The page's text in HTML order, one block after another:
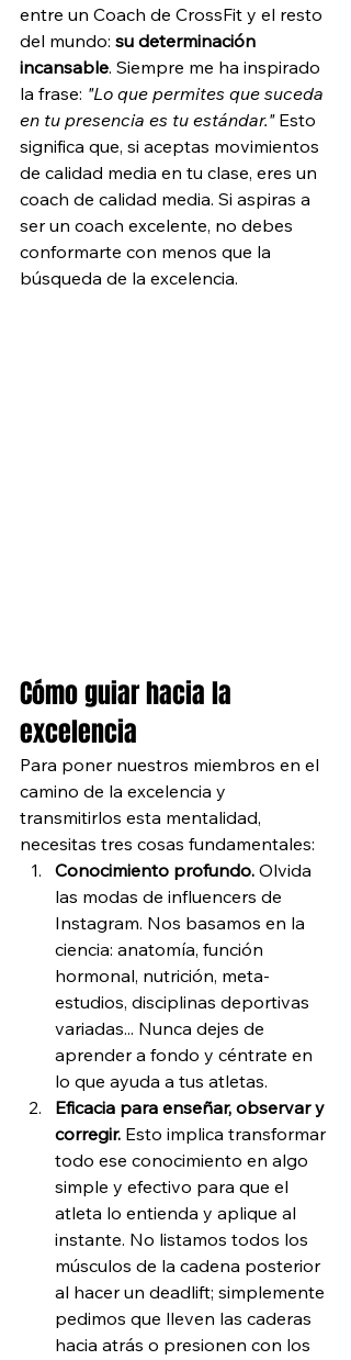
entre un Coach de CrossFit y el resto
del mundo: su determinación
incansable. Siempre me ha inspirado
la frase: "Lo que permites que suceda
en tu presencia es tu estándar." Esto
significa que, si aceptas movimientos
de calidad media en tu clase, eres un
coach de calidad media. Si aspiras a
ser un coach excelente, no debes
conformarte con menos que la
búsqueda de la excelencia.
Cómo guiar hacia la
excelencia
Para poner nuestros miembros en el
camino de la excelencia y
transmitirlos esta mentalidad,
necesitas tres cosas fundamentales:
Conocimiento profundo. Olvida
las modas de influencers de
Instagram. Nos basamos en la
ciencia: anatomía, función
hormonal, nutrición, meta-
estudios, disciplinas deportivas
variadas... Nunca dejes de
aprender a fondo y céntrate en
lo que ayuda a tus atletas.
Eficacia para enseñar, observar y
corregir. Esto implica transformar
todo ese conocimiento en algo
simple y efectivo para que el
atleta lo entienda y aplique al
instante. No listamos todos los
músculos de la cadena posterior
al hacer un deadlift; simplemente
pedimos que lleven las caderas
hacia atrás o presionen con los